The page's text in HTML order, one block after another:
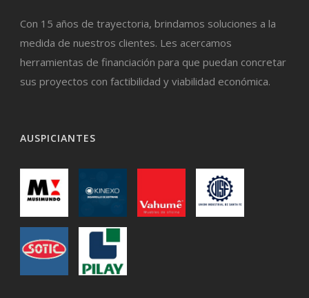
Con 15 años de trayectoria, brindamos soluciones a la
medida de nuestros clientes. Les acercamos
herramientas de financiación para que puedan concretar
sus proyectos con factibilidad y viabilidad económica.
AUSPICIANTES